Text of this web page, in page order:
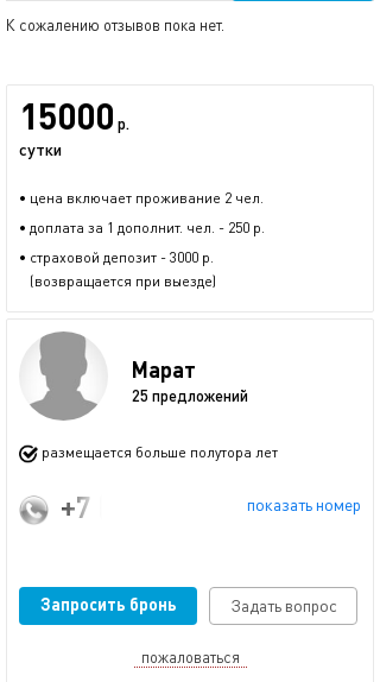
К сожалению отзывов пока нет.
15000 р.
сутки
• цена включает проживание 2 чел.
• доплата за 1 дополнит. чел. - 250 р.
• страховой депозит - 3000 р.
(возвращается при выезде)
Марат
25 предложений
размещается больше полутора лет
показать номер
+7 (917) 877-27-69
Запросить бронь Задать вопрос
пожаловаться